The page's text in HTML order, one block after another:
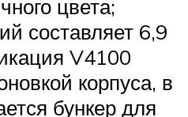
цвета;
составляет 6,9
V4100
корпуса, в
бункер для